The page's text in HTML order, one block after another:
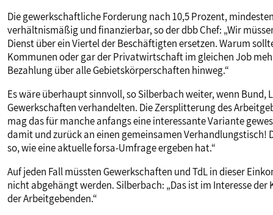
Die gewerkschaftliche Forderung nach 10,5 Prozent,
verhältnismäßig und finanzierbar, so der dbb Chef: „Wir
Dienst über ein Viertel der Beschäftigten ersetzen. Warum
Kommunen oder gar der Privatwirtschaft im gleichen Job
Bezahlung über alle Gebietskörperschaften hinweg.“
Es wäre überhaupt sinnvoll, so Silberbach weiter, wenn
Gewerkschaften verhandelten. Die Zersplitterung des
mag das für manche anfangs eine interessante Variante
damit und zurück an einen gemeinsamen Verhandlungstisch!
so, wie eine aktuelle forsa-Umfrage ergeben hat.“
Auf jeden Fall müssten Gewerkschaften und TdL in dieser
nicht abgehängt werden. Silberbach: „Das ist im Interesse
der Arbeitgebenden.“